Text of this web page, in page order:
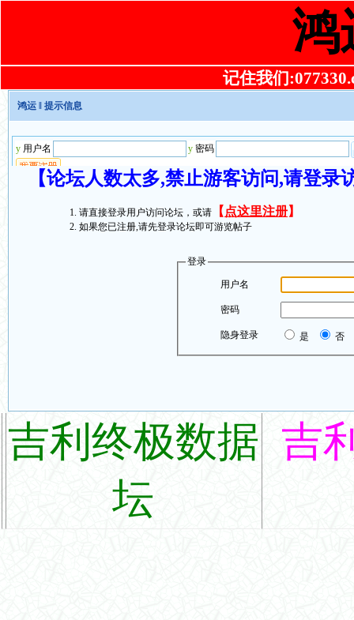
鸿
记住我们
鸿运 ‖ 提示信息
【论坛人数太多,禁止游客访问,请登
请直接登录用户访问论坛，或请 【 点这里注册】
如果您已注册,请先登录论坛即可游览帖子
登录
用户名
密码
隐身登录 是 否
吉利终极数据
坛
吉